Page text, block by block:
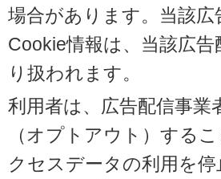
場合があります。当該
Cookie情報は、当該広
り扱われます。
利用者は、広告配信事
（オプトアウト）する
クセスデータの利用を